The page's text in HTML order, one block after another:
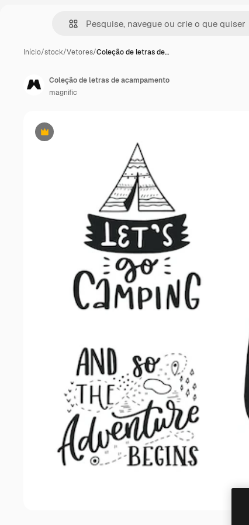
Início/stock/Vetores/Coleção de letras de…
Premium
Coleção de letras de acampamento
magnific